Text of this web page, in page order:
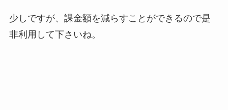
少しですが、課金額を減らすことができるので是
非利用して下さいね。